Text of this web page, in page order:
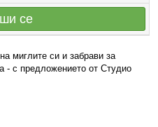
се
миглите си и забрави за
- с предложението от Студио